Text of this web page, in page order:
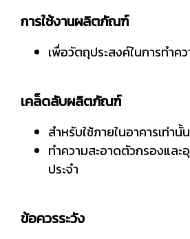
การใช้งานผลิตภัณฑ์
เพื่อวัตถุประสงค์ในการทำค
เคล็ดลับผลิตภัณฑ์
สำหรับใช้ภายในอาคารเท่านั้น
ทำความสะอาดตัวกรองและ
ประจำ
ข้อควรระวัง